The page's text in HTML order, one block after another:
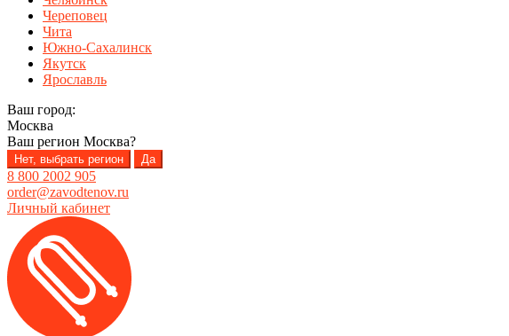
Череповец
Чита
Южно-Сахалинск
Якутск
Ярославль
Ваш город:
Москва
Ваш регион Москва?
Нет, выбрать регион Да
8 800 2002 905
order@zavodtenov.ru
Личный кабинет
Перейти
навигации
Перейти
содержимому